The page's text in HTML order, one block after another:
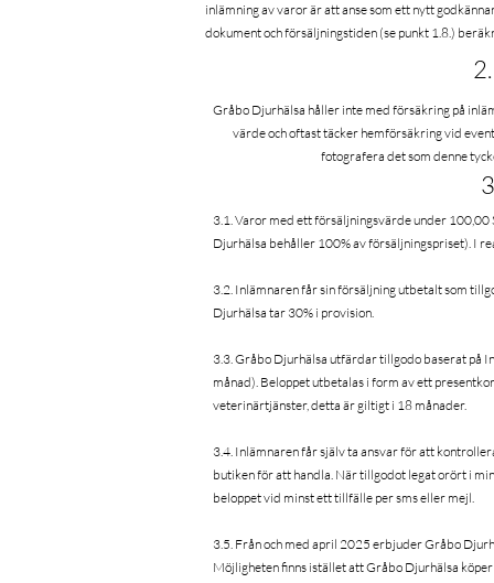
inlämning av varor är att anse som ett nytt
dokument och försäljningstiden (se punkt 1.8.)
Gråbo Djurhälsa håller inte med försäkring på
värde och oftast täcker hemförsäkring vid
fotografera det som denne
3.1. Varor med ett försäljningsvärde under
Djurhälsa behåller 100% av försäljningspriset). I
3.2. Inlämnaren får sin försäljning utbetalt som
Djurhälsa tar 30% i provision.
3.3. Gråbo Djurhälsa utfärdar tillgodo baserat på
månad). Beloppet utbetalas i form av ett
veterinärtjänster, detta är giltigt i 18 månader.
3.4. Inlämnaren får själv ta ansvar för att
butiken för att handla. När tillgodot legat orört i
beloppet vid minst ett tillfälle per sms eller mejl.
3.5. Från och med april 2025 erbjuder Gråbo
Möjligheten finns istället att Gråbo Djurhälsa